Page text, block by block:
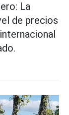
La
de precios